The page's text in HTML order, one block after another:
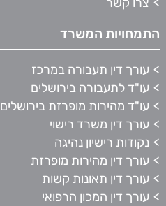
צרו קשר
התמחויות המשרד
עורך דין תעבורה במרכז
עו"ד לתעבורה בירושלים
עו"ד מהירות מופרזת בירושלים
עורך דין משרד רישוי
נקודות רישיון נהיגה
עורך דין מהירות מופרזת
עורך דין תאונות קשות
עורך דין המכון הרפואי